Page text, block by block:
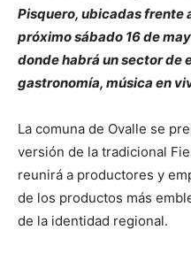
Pisquero, ubicadas frente
próximo sábado 16 de
donde habrá un sector de
gastronomía, música en
La comuna de Ovalle se
versión de la tradicional
reunirá a productores y
de los productos más
de la identidad regional.